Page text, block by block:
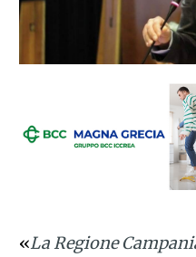
«La Regione